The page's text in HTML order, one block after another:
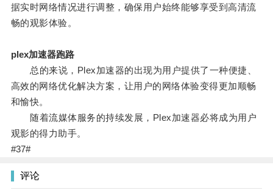
据实时网络情况进行调整，确保用户始终能够享受到高清流
畅的观影体验。
plex加速器跑路
总的来说，Plex加速器的出现为用户提供了一种便捷、
高效的网络优化解决方案，让用户的网络体验变得更加顺畅
和愉快。
随着流媒体服务的持续发展，Plex加速器必将成为用户
观影的得力助手。
#37#
评论